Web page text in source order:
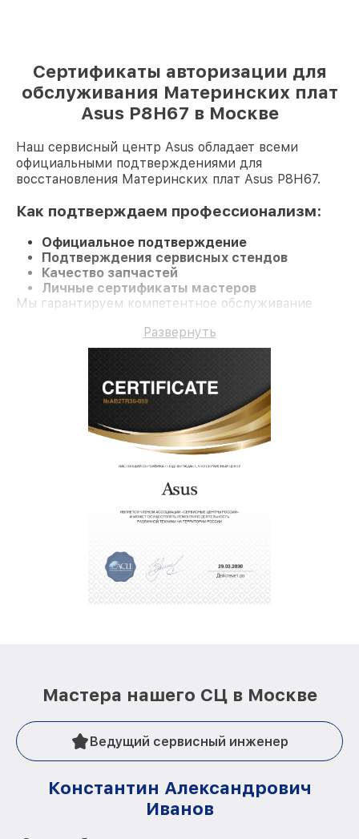
Сертификаты авторизации для
обслуживания Материнских плат
Asus P8H67 в Москве
Наш сервисный центр Asus обладает всеми
официальными подтверждениями для
восстановления Материнских плат Asus P8H67.
Как подтверждаем профессионализм:
Официальное подтверждение
Подтверждения сервисных стендов
Качество запчастей
Личные сертификаты мастеров
Мы гарантируем компетентное обслуживание
Развернуть
Мастера нашего СЦ в Москве
Ведущий сервисный инженер
Константин Александрович
Иванов